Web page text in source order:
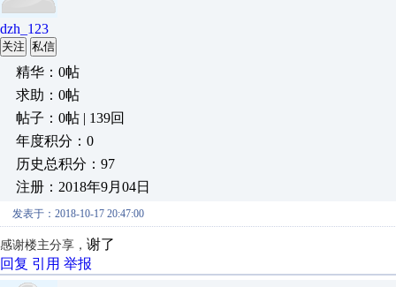
dzh_123
关注 私信
精华：0帖
求助：0帖
帖子：0帖 | 139回
年度积分：0
历史总积分：97
注册：2018年9月04日
发表于：2018-10-17 20:47:00
感谢楼主分享， 谢了
回复 引用 举报